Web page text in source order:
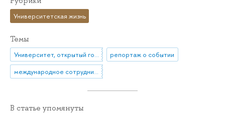
Университетская жизнь
Темы
Университет, открытый городу
репортаж о событии
международное сотрудничество
В статье упомянуты